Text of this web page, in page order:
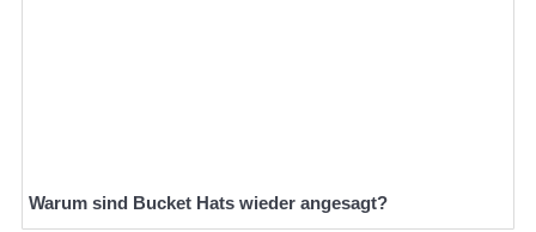
Warum sind Bucket Hats wieder angesagt?